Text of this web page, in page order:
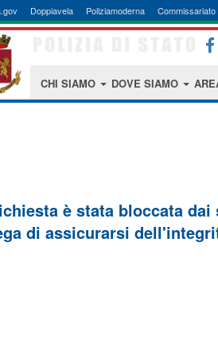
Doppiavela Poliziamoderna Commissariato
CHI SIAMO DOVE SIAMO
è stata bloccata
di assicurarsi